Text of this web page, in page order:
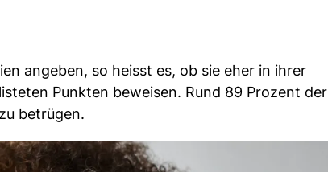
angeben, so heisst es, ob sie eher in ihrer
Punkten beweisen. Rund 89 Prozent der
betrügen.